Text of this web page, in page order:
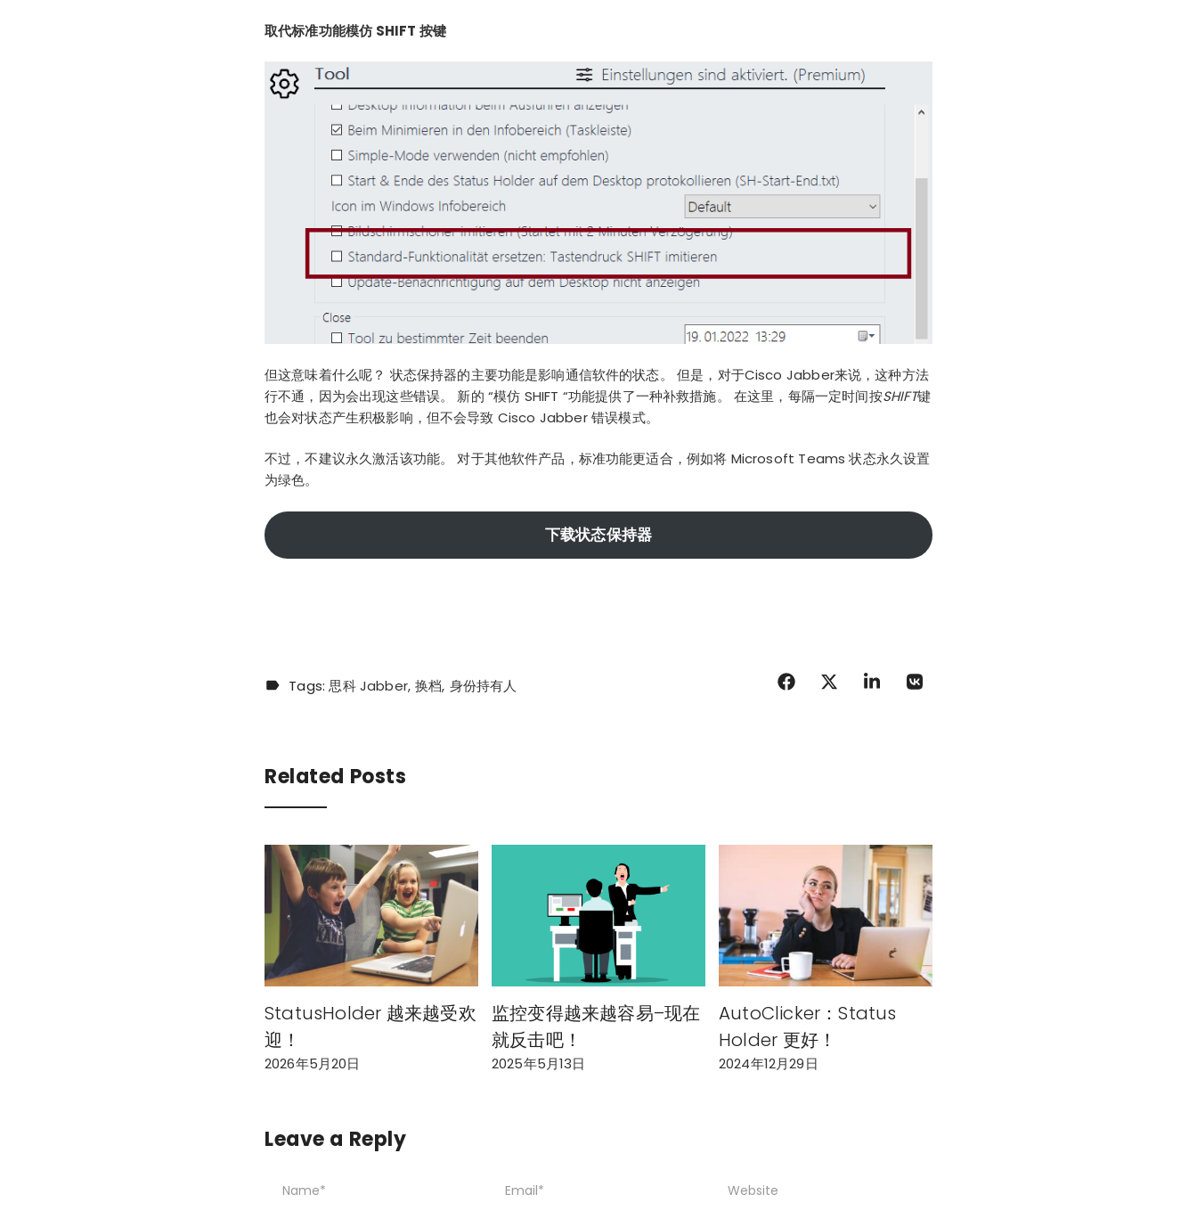
取代标准功能模仿 SHIFT 按键
但这意味着什么呢？ 状态保持器的主要功能是影响通信软件的状态。 但是，对于Cisco Jabber来说，这种方法
行不通，因为会出现这些错误。 新的 “模仿 SHIFT “功能提供了一种补救措施。 在这里，每隔一定时间按SHIFT键
也会对状态产生积极影响，但不会导致 Cisco Jabber 错误模式。
不过，不建议永久激活该功能。 对于其他软件产品，标准功能更适合，例如将 Microsoft Teams 状态永久设置
为绿色。
下载状态保持器
Tags:思科 Jabber 换档 身份持有人
Related Posts
StatusHolder 越来越受欢
迎！
2026年5月20日
监控变得越来越容易–现在
就反击吧！
2025年5月13日
AutoClicker：Status
Holder 更好！
2024年12月29日
Leave a Reply